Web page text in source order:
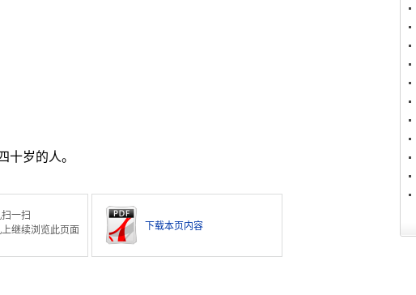
十岁的人。
一扫
继续浏览此页面
下载本页内容